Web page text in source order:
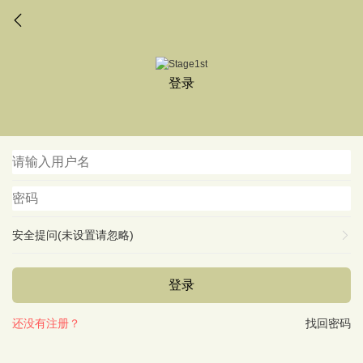
登录
安全提问(未设置请忽略)
登录
找回密码
还没有注册？